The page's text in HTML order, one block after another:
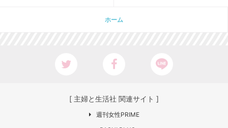
ホーム
[ 主婦と生活社 関連サイト ]
週刊女性PRIME